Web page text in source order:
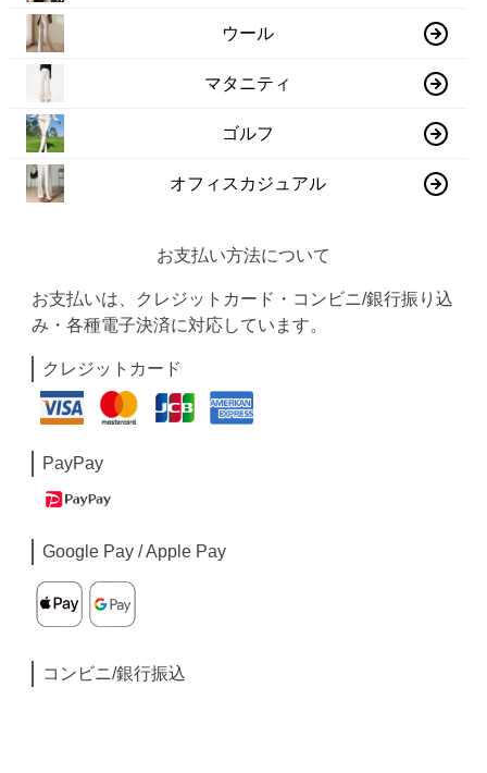
ウール
マタニティ
ゴルフ
オフィスカジュアル
お支払い方法について
お支払いは、クレジットカード・コンビニ/銀行振り込
み・各種電子決済に対応しています。
クレジットカード
PayPay
Google Pay / Apple Pay
コンビニ/銀行振込